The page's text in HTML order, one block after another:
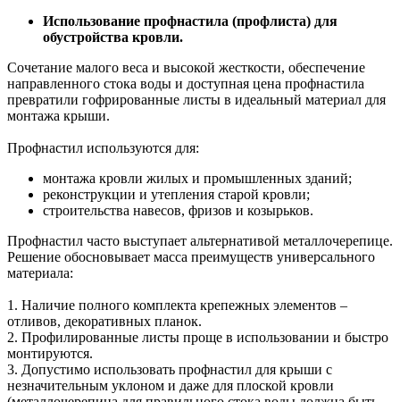
Использование профнастила (профлиста) для
обустройства кровли.
Сочетание малого веса и высокой жесткости, обеспечение
направленного стока воды и доступная цена профнастила
превратили гофрированные листы в идеальный материал для
монтажа крыши.
Профнастил используются для:
монтажа кровли жилых и промышленных зданий;
реконструкции и утепления старой кровли;
строительства навесов, фризов и козырьков.
Профнастил часто выступает альтернативой металлочерепице.
Решение обосновывает масса преимуществ универсального
материала:
1. Наличие полного комплекта крепежных элементов –
отливов, декоративных планок.
2. Профилированные листы проще в использовании и быстро
монтируются.
3. Допустимо использовать профнастил для крыши с
незначительным уклоном и даже для плоской кровли